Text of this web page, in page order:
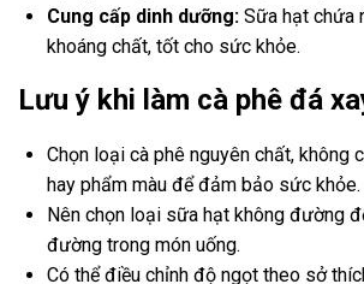
Cung cấp dinh dưỡng: Sữa hạt chứa
khoáng chất, tốt cho sức khỏe.
Lưu ý khi làm cà phê đá
Chọn loại cà phê nguyên chất, không
hay phẩm màu để đảm bảo sức khỏe.
Nên chọn loại sữa hạt không đường
đường trong món uống.
Có thể điều chỉnh độ ngọt theo sở